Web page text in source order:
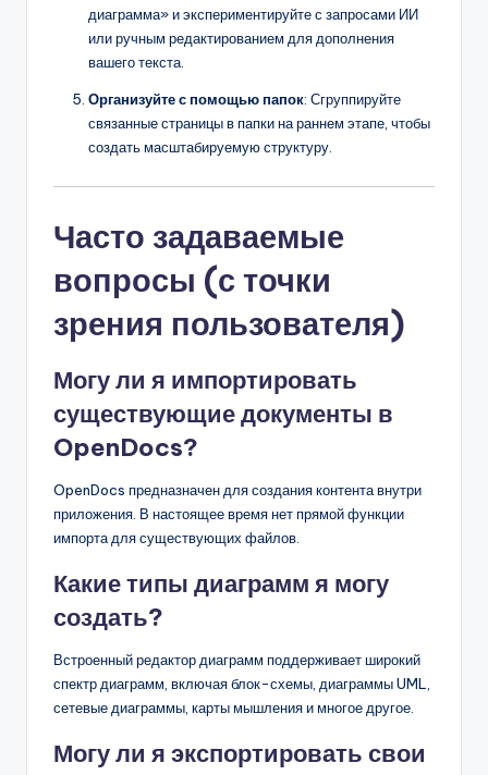
диаграмма» и экспериментируйте с запросами ИИ
или ручным редактированием для дополнения
вашего текста.
Организуйте с помощью папок: Сгруппируйте
связанные страницы в папки на раннем этапе, чтобы
создать масштабируемую структуру.
Часто задаваемые
вопросы (с точки
зрения пользователя)
Могу ли я импортировать
существующие документы в
OpenDocs?
OpenDocs предназначен для создания контента внутри
приложения. В настоящее время нет прямой функции
импорта для существующих файлов.
Какие типы диаграмм я могу
создать?
Встроенный редактор диаграмм поддерживает широкий
спектр диаграмм, включая блок-схемы, диаграммы UML,
сетевые диаграммы, карты мышления и многое другое.
Могу ли я экспортировать свои